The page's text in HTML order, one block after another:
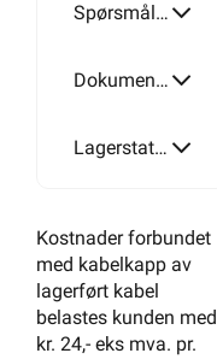
Spørsmål og svar
Dokumentasjon
Lagerstatus
Kostnader forbundet
med kabelkapp av
lagerført kabel
belastes kunden med
kr. 24,- eks mva. pr.